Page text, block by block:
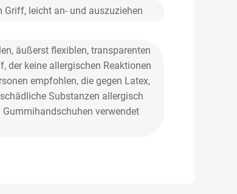
leicht an- und auszuziehen
äußerst flexiblen, transparenten
der keine allergischen Reaktionen
empfohlen, die gegen Latex,
Substanzen allergisch
verwendet